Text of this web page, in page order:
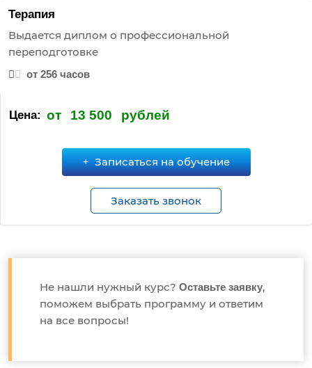
т
:
Терапия
Выдается диплом о профессиональной
переподготовке
от 256 часов
Цена: от 13 500 рублей
Записаться на обучение
Заказать звонок
Не нашли нужный курс? Оставьте заявку,
поможем выбрать программу и ответим
на все вопросы!